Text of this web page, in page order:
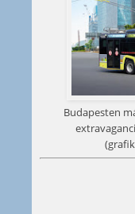
Budapesten